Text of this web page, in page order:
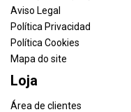
Aviso Legal
Política Privacidad
Política Cookies
Mapa do site
Loja
Área de clientes